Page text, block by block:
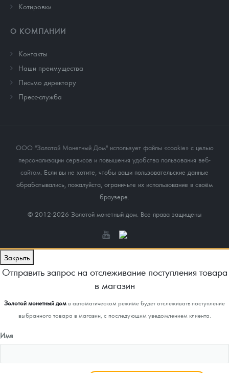
Котировки
О КОМПАНИИ
Контакты
Наши преимущества
Письмо директору
Пресс-служба
ООО "Золотой Монетный Дом" использует файлы «cookie» с целью
персонализации сервисов и повышения удобства пользования веб-
сайтом . Если вы не хотите, чтобы ваши пользовательские данные
обрабатывались, пожалуйста, ограничьте их использование в своём
браузере.
© 2012-2026 Золотой монетный дом. Все права защищены
Закрыть
Отправить запрос на отслеживание поступления товара
в магазин
Золотой монетный домв автоматическом режиме будет отслеживать поступление
выбранного товара в магазин, с последующим уведомлением клиента.
Имя